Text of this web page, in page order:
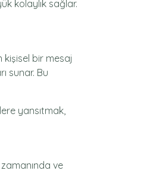
kolaylık sağlar.
kişisel bir mesaj
sunar. Bu
yansıtmak,
ve